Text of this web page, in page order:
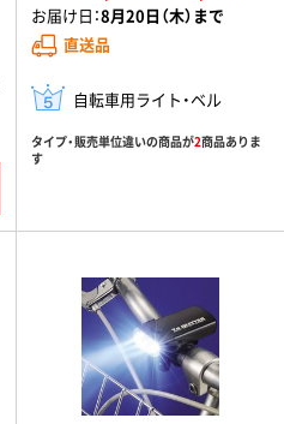
お届け日：8月20日（木）まで
直送品
自転車用ライト・ベル
タイプ・販売単位違いの商品が2商品ありま
す